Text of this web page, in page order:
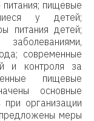
пищевые
у детей;
питания детей;
современные
и контроля за
пищевые
основные
организации
меры